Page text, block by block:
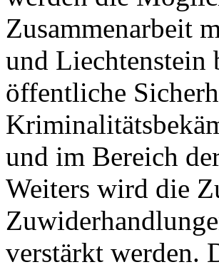
Zusammenarbeit
und Liechtenstein
öffentliche
und im Bereich
Weiters wird die
verstärkt werden.